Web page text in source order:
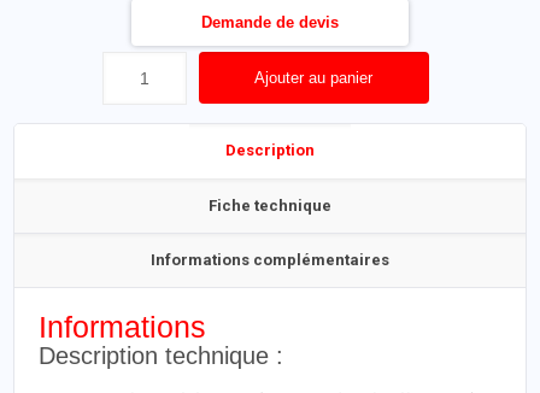
Ajouter au panier
Demande de devis
Description
Fiche technique
Informations complémentaires
Informations
Description technique :